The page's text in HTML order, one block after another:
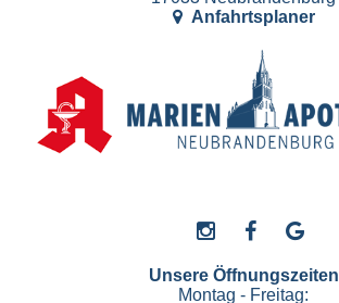
Anfahrtsplaner
Unsere Öffnungszeiten
Montag - Freitag: